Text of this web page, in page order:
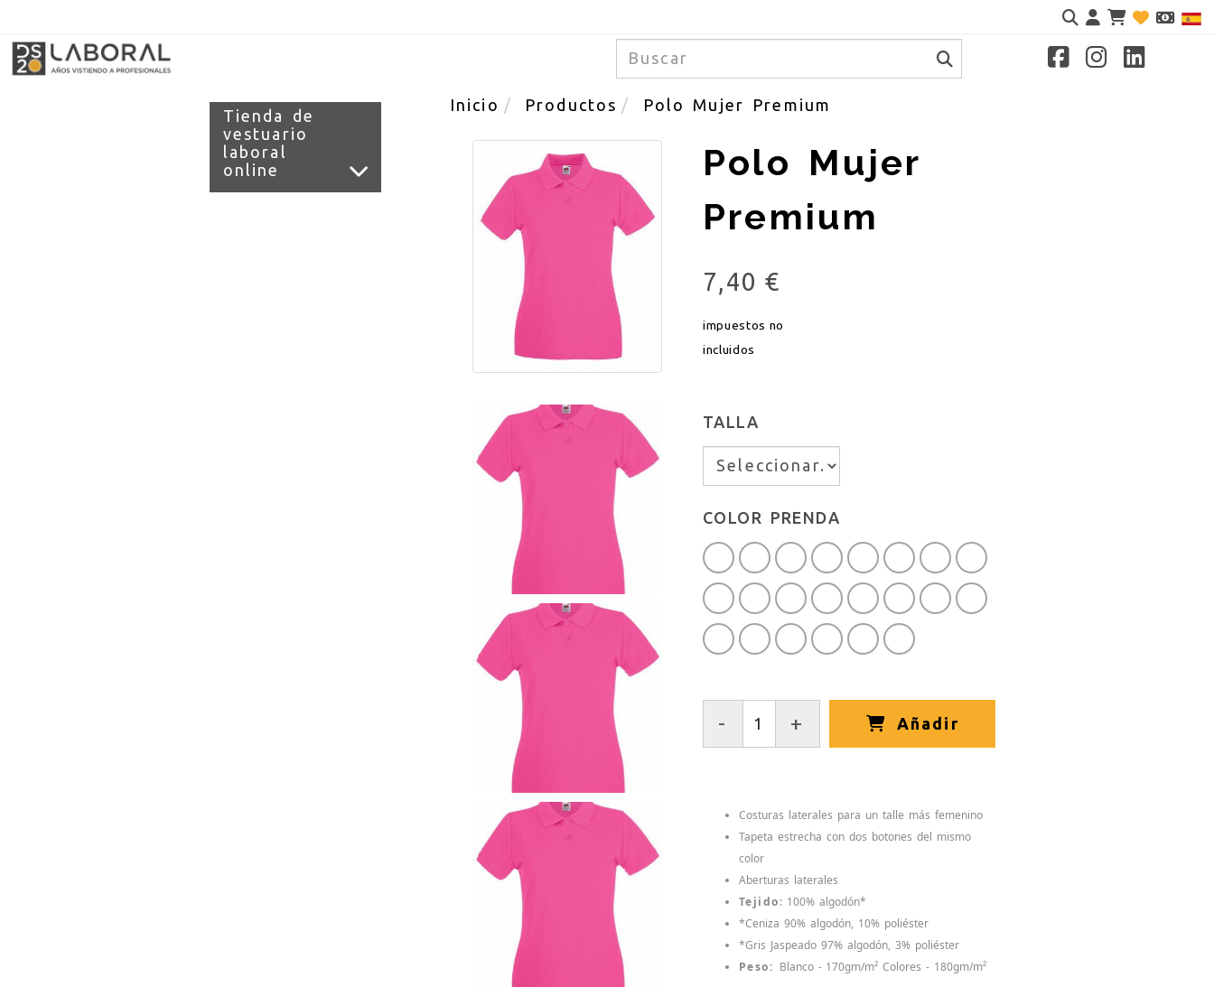
Identifícate
Tienda de
vestuario
laboral
online
Inicio Productos Polo Mujer Premium
Polo Mujer
Premium
7,40 €
impuestos no
incluidos
TALLA
COLOR PRENDA
- + Añadir
Costuras laterales para un talle más femenino
Tapeta estrecha con dos botones del mismo
color
Aberturas laterales
Tejido: 100% algodón*
*Ceniza 90% algodón, 10% poliéster
*Gris Jaspeado 97% algodón, 3% poliéster
Peso: Blanco - 170gm/m² Colores - 180gm/m²